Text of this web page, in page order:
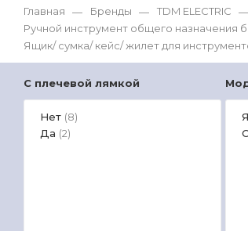
Главная — Бренды — TDM ЕLECTRIC —
Ручной инструмент общего назначения
Ящик/ сумка/ кейс/ жилет для
С плечевой лямкой
Нет (8)
Да (2)